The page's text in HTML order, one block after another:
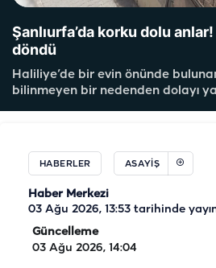
Şanlıurfa’da korku dolu
döndü
Haliliye’de bir evin önünde
bilinmeyen bir nedenden dolayı
HABERLER ASAYIŞ
Haber Merkezi
03 Ağu 2026, 13:53 tarihinde
Güncelleme
03 Ağu 2026, 14:04